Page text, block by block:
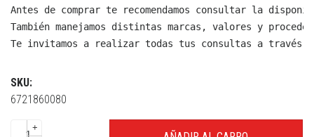
Antes de comprar te recomendamos consultar la
También manejamos distintas marcas, valores y
Te invitamos a realizar todas tus consultas a través
SKU:
6721860080
+